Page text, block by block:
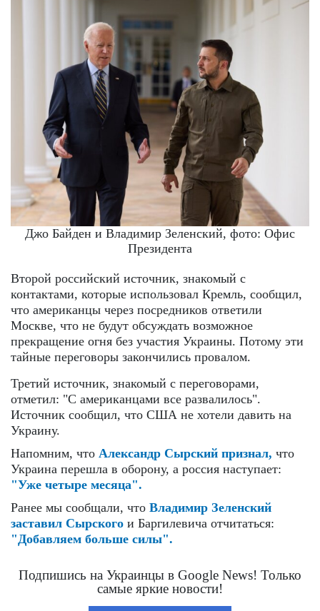
Джо Байден и Владимир Зеленский, фото: Офис
Президента
Второй российский источник, знакомый с
контактами, которые использовал Кремль, сообщил,
что американцы через посредников ответили
Москве, что не будут обсуждать возможное
прекращение огня без участия Украины. Потому эти
тайные переговоры закончились провалом.
Третий источник, знакомый с переговорами,
отметил: "С американцами все развалилось".
Источник сообщил, что США не хотели давить на
Украину.
Напомним, что Александр Сырский признал, что
Украина перешла в оборону, а россия наступает:
"Уже четыре месяца".
Ранее мы сообщали, что Владимир Зеленский
заставил Сырского и Баргилевича отчитаться:
"Добавляем больше силы".
Подпишись на Украинцы в Google News! Только
самые яркие новости!